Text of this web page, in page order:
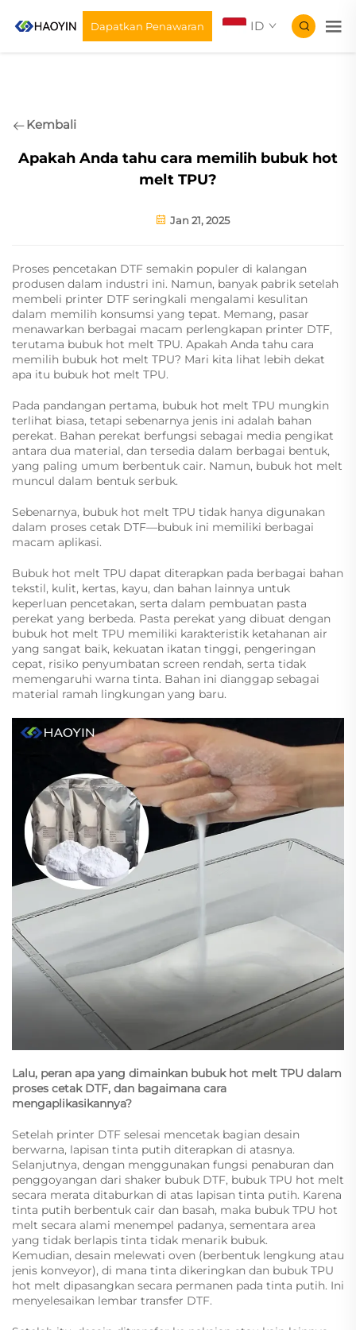
Dapatkan Penawaran ID
Kembali
Apakah Anda tahu cara memilih bubuk hot
melt TPU?
Jan 21, 2025
Proses pencetakan DTF semakin populer di kalangan
produsen dalam industri ini. Namun, banyak pabrik setelah
membeli printer DTF seringkali mengalami kesulitan
dalam memilih konsumsi yang tepat. Memang, pasar
menawarkan berbagai macam perlengkapan printer DTF,
terutama bubuk hot melt TPU. Apakah Anda tahu cara
memilih bubuk hot melt TPU? Mari kita lihat lebih dekat
apa itu bubuk hot melt TPU.
Pada pandangan pertama, bubuk hot melt TPU mungkin
terlihat biasa, tetapi sebenarnya jenis ini adalah bahan
perekat. Bahan perekat berfungsi sebagai media pengikat
antara dua material, dan tersedia dalam berbagai bentuk,
yang paling umum berbentuk cair. Namun, bubuk hot melt
muncul dalam bentuk serbuk.
Sebenarnya, bubuk hot melt TPU tidak hanya digunakan
dalam proses cetak DTF—bubuk ini memiliki berbagai
macam aplikasi.
Bubuk hot melt TPU dapat diterapkan pada berbagai bahan
tekstil, kulit, kertas, kayu, dan bahan lainnya untuk
keperluan pencetakan, serta dalam pembuatan pasta
perekat yang berbeda. Pasta perekat yang dibuat dengan
bubuk hot melt TPU memiliki karakteristik ketahanan air
yang sangat baik, kekuatan ikatan tinggi, pengeringan
cepat, risiko penyumbatan screen rendah, serta tidak
memengaruhi warna tinta. Bahan ini dianggap sebagai
material ramah lingkungan yang baru.
Lalu, peran apa yang dimainkan bubuk hot melt TPU dalam
proses cetak DTF, dan bagaimana cara
mengaplikasikannya?
Setelah printer DTF selesai mencetak bagian desain
berwarna, lapisan tinta putih diterapkan di atasnya.
Selanjutnya, dengan menggunakan fungsi penaburan dan
penggoyangan dari shaker bubuk DTF, bubuk TPU hot melt
secara merata ditaburkan di atas lapisan tinta putih. Karena
tinta putih berbentuk cair dan basah, maka bubuk TPU hot
melt secara alami menempel padanya, sementara area
yang tidak berlapis tinta tidak menarik bubuk.
Kemudian, desain melewati oven (berbentuk lengkung atau
jenis konveyor), di mana tinta dikeringkan dan bubuk TPU
hot melt dipasangkan secara permanen pada tinta putih. Ini
menyelesaikan lembar transfer DTF.